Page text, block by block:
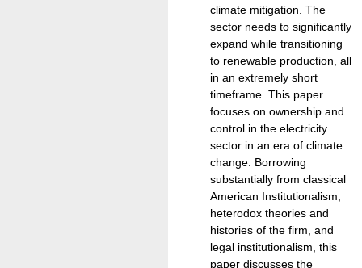
climate mitigation. The
sector needs to significantly
expand while transitioning
to renewable production, all
in an extremely short
timeframe. This paper
focuses on ownership and
control in the electricity
sector in an era of climate
change. Borrowing
substantially from classical
American Institutionalism,
heterodox theories and
histories of the firm, and
legal institutionalism, this
paper discusses the